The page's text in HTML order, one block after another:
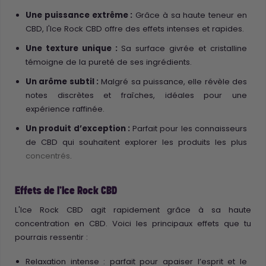
Une puissance extrême : Grâce à sa haute teneur en
CBD, l'Ice Rock CBD offre des effets intenses et rapides.
Une texture unique : Sa surface givrée et cristalline
témoigne de la pureté de ses ingrédients.
Un arôme subtil : Malgré sa puissance, elle révèle des
notes discrètes et fraîches, idéales pour une
expérience raffinée.
Un produit d’exception : Parfait pour les connaisseurs
de CBD qui souhaitent explorer les produits les plus
concentrés.
Effets de l'Ice Rock CBD
L'Ice Rock CBD agit rapidement grâce à sa haute
concentration en CBD. Voici les principaux effets que tu
pourrais ressentir :
Relaxation intense : parfait pour apaiser l’esprit et le